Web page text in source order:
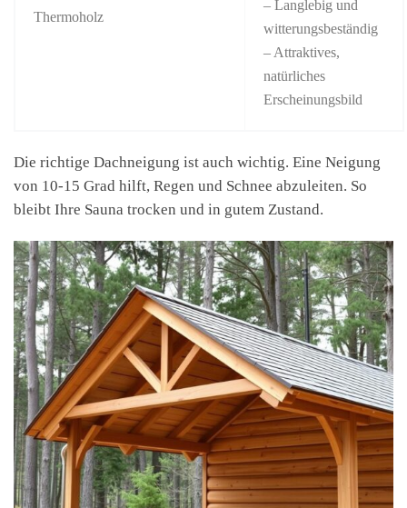
Thermoholz
– Langlebig und
witterungsbeständig
– Attraktives,
natürliches
Erscheinungsbild
Die richtige Dachneigung ist auch wichtig. Eine Neigung
von 10-15 Grad hilft, Regen und Schnee abzuleiten. So
bleibt Ihre Sauna trocken und in gutem Zustand.